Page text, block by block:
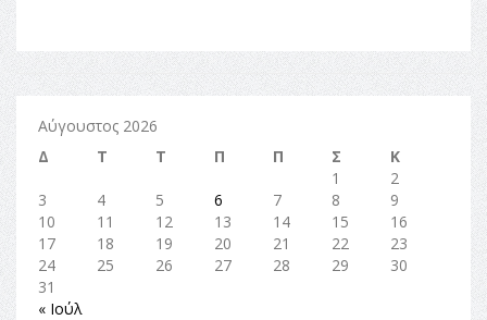
Αύγουστος 2026
Δ
Τ Τ Π Π Σ
Κ
1
2
3
4 5 6 7 8
9
10
11 12 13 14 15
16
17
18 19 20 21 22
23
24
25 26 27 28 29
30
31
« Ιούλ